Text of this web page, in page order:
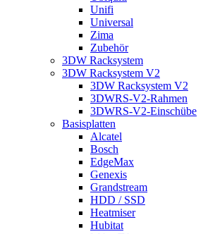
Unifi
Universal
Zima
Zubehör
3DW Racksystem
3DW Racksystem V2
3DW Racksystem V2
3DWRS-V2-Rahmen
3DWRS-V2-Einschübe
Basisplatten
Alcatel
Bosch
EdgeMax
Genexis
Grandstream
HDD / SSD
Heatmiser
Hubitat